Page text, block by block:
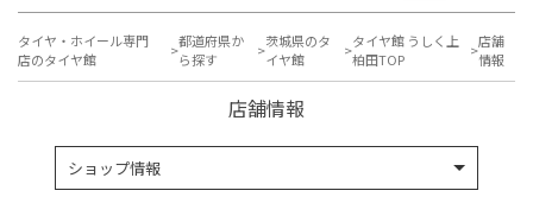
タイヤ・ホイール専門
店のタイヤ館
都道府県か
ら探す
茨城県のタ
イヤ館
タイヤ館 うしく上
柏田TOP
店舗
情報
店舗情報
ショップ情報